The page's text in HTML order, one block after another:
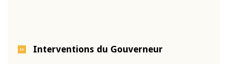
Interventions du Gouverneur